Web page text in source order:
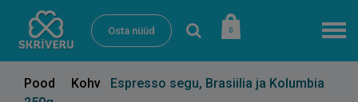
Osta nüüd 0
Pood Kohv
Espresso segu, Brasiilia ja Kolumbia